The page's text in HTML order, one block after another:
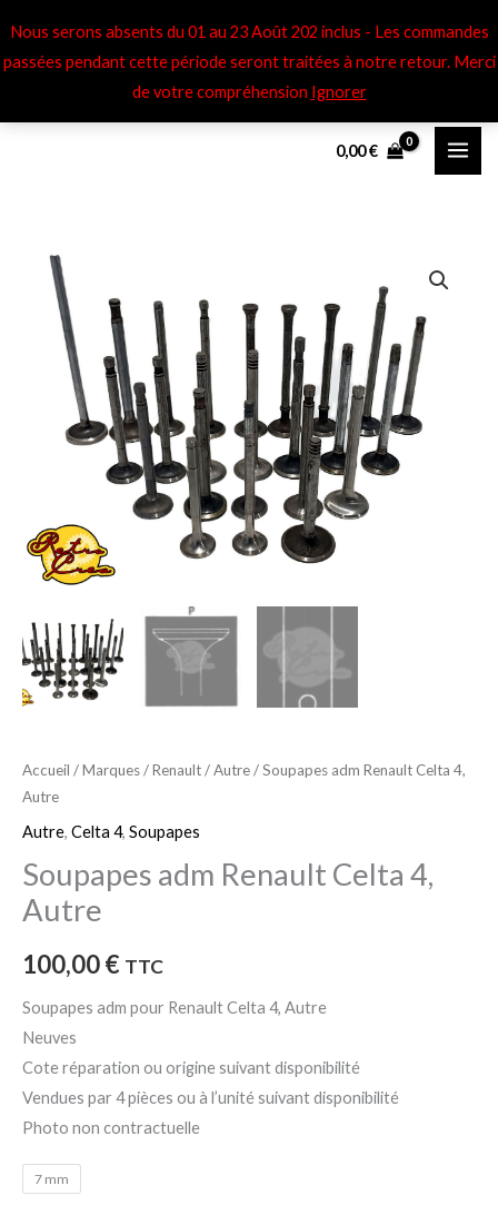
Nous serons absents du 01 au 23 Août 202 inclus - Les commandes
passées pendant cette période seront traitées à notre retour​. Merci
de votre compréhension Ignorer
au
contenu
0,00€
Accueil /Marques/Renault/Autre/ Soupapes adm Renault Celta 4,
Autre
Autre, Celta 4, Soupapes
Soupapes adm Renault Celta 4,
Autre
100,00€ TTC
Soupapes adm pour Renault Celta 4, Autre
Neuves
Cote réparation ou origine suivant disponibilité
Vendues par 4 pièces ou à l’unité suivant disponibilité
Photo non contractuelle
7 mm
quantité
Soupapes
Renault